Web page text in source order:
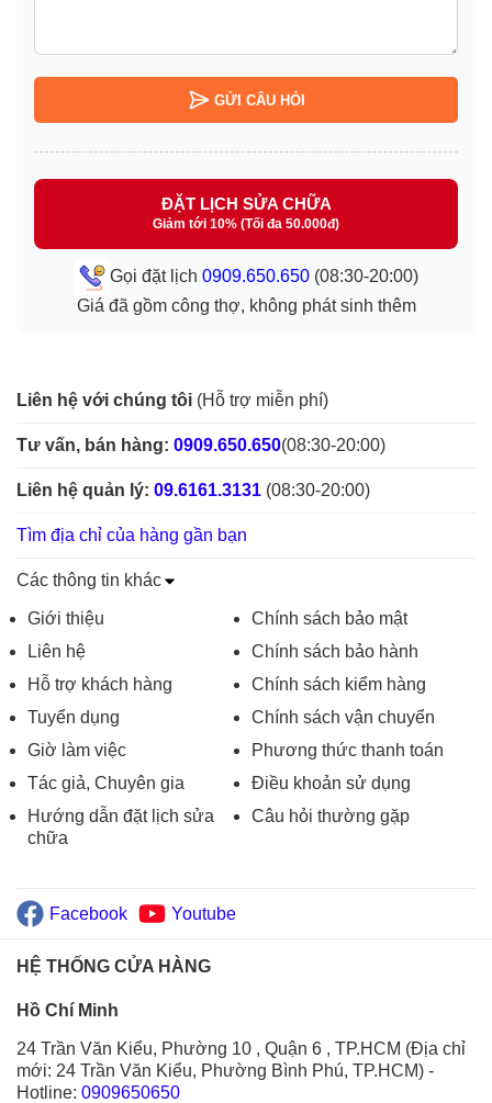
GỬI CÂU HỎI
ĐẶT LỊCH SỬA CHỮA
Giảm tới 10% (Tối đa 50.000đ)
Gọi đặt lịch 0909.650.650(08:30-20:00)
Giá đã gồm công thợ, không phát sinh thêm
Liên hệ với chúng tôi (Hỗ trợ miễn phí)
Tư vấn, bán hàng: 0909.650.650(08:30-20:00)
Liên hệ quản lý: 09.6161.3131 (08:30-20:00)
Tìm địa chỉ của hàng gần bạn
Các thông tin khác
Giới thiệu
Liên hệ
Hỗ trợ khách hàng
Tuyển dụng
Giờ làm việc
Tác giả, Chuyên gia
Hướng dẫn đặt lịch sửa
chữa
Chính sách bảo mật
Chính sách bảo hành
Chính sách kiểm hàng
Chính sách vận chuyển
Phương thức thanh toán
Điều khoản sử dụng
Câu hỏi thường gặp
Facebook Youtube
HỆ THỐNG CỬA HÀNG
Hồ Chí Minh
24 Trần Văn Kiểu, Phường 10 , Quận 6 , TP.HCM (Địa chỉ
mới: 24 Trần Văn Kiểu, Phường Bình Phú, TP.HCM) -
Hotline: 0909650650